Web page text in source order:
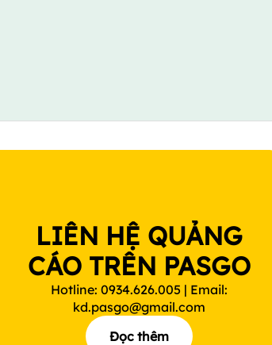
LIÊN HỆ QUẢNG
CÁO TRÊN PASGO
Hotline: 0934.626.005 | Email:
kd.pasgo@gmail.com
Đọc thêm